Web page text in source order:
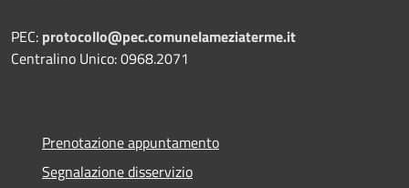
PEC: protocollo@pec.comunelameziaterme.it
Centralino Unico: 0968.2071
Prenotazione appuntamento
Segnalazione disservizio